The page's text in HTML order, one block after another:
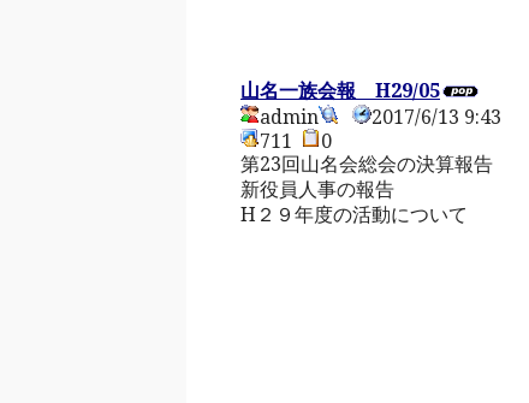
山名一族会報 H29/05
admin
2017/6/13 9:43
711
0
第23回山名会総会の決算報告
新役員人事の報告
H２９年度の活動について